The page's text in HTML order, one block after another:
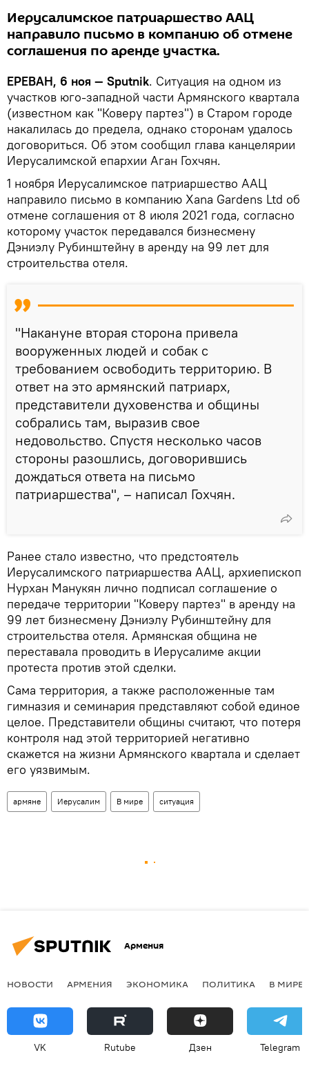
Иерусалимское патриаршество ААЦ
направило письмо в компанию об отмене
соглашения по аренде участка.
ЕРЕВАН, 6 ноя — Sputnik. Ситуация на одном из
участков юго-западной части Армянского квартала
(известном как "Коверу партез") в Старом городе
накалилась до предела, однако сторонам удалось
договориться. Об этом сообщил глава канцелярии
Иерусалимской епархии Аган Гохчян.
1 ноября Иерусалимское патриаршество ААЦ
направило письмо в компанию Xana Gardens Ltd об
отмене соглашения от 8 июля 2021 года, согласно
которому участок передавался бизнесмену
Дэниэлу Рубинштейну в аренду на 99 лет для
строительства отеля.
"Накануне вторая сторона привела
вооруженных людей и собак с
требованием освободить территорию. В
ответ на это армянский патриарх,
представители духовенства и общины
собрались там, выразив свое
недовольство. Спустя несколько часов
стороны разошлись, договорившись
дождаться ответа на письмо
патриаршества", – написал Гохчян.
Ранее стало известно, что предстоятель
Иерусалимского патриаршества ААЦ, архиепископ
Нурхан Манукян лично подписал соглашение о
передаче территории "Коверу партез" в аренду на
99 лет бизнесмену Дэниэлу Рубинштейну для
строительства отеля. Армянская община не
переставала проводить в Иерусалиме акции
протеста против этой сделки.
Сама территория, а также расположенные там
гимназия и семинария представляют собой единое
целое. Представители общины считают, что потеря
контроля над этой территорией негативно
скажется на жизни Армянского квартала и сделает
его уязвимым.
армяне Иерусалим В мире ситуация
Армения
НОВОСТИ АРМЕНИЯ ЭКОНОМИКА ПОЛИТИКА В МИРЕ
VK Rutube Дзен Telegram